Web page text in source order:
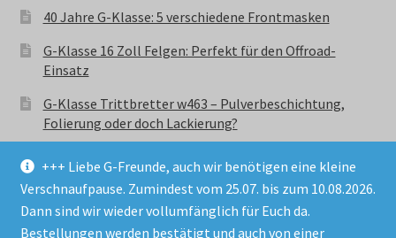
+++ Liebe G-Freunde, auch wir benötigen eine kleine
Verschnaufpause. Zumindest vom 25.07. bis zum 10.08.2026.
Dann sind wir wieder vollumfänglich für Euch da.
Bestellungen werden bestätigt und auch von einer
40 Jahre G-Klasse: 5 verschiedene Frontmasken
G-Klasse 16 Zoll Felgen: Perfekt für den Offroad-
Einsatz
G-Klasse Trittbretter w463 – Pulverbeschichtung,
Folierung oder doch Lackierung?
© GParts24 - G-Klasse w463 Trittbretter, Felgen,